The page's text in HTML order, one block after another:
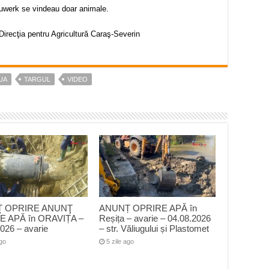
se vindeau doar animale.
pentru Agricultură Caraş-Severin
TARGUL VIDEO
OPRIRE ANUNŢ
APĂ în ORAVIȚA –
– avarie
ANUNȚ OPRIRE APĂ în
Reșița – avarie – 04.08.2026
– str. Văliugului și Plastomet
5 zile ago